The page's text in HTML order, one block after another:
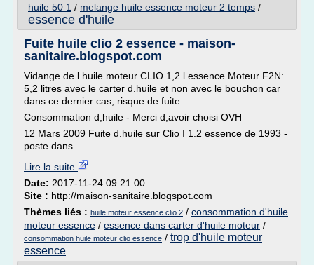
huile 50 1 / melange huile essence moteur 2 temps /
essence d'huile
Fuite huile clio 2 essence - maison-
sanitaire.blogspot.com
Vidange de l.huile moteur CLIO 1,2 l essence Moteur F2N:
5,2 litres avec le carter d.huile et non avec le bouchon car
dans ce dernier cas, risque de fuite.
Consommation d;huile - Merci d;avoir choisi OVH
12 Mars 2009 Fuite d.huile sur Clio I 1.2 essence de 1993 -
poste dans...
Lire la suite
Date: 2017-11-24 09:21:00
Site : http://maison-sanitaire.blogspot.com
Thèmes liés : huile moteur essence clio 2 / consommation d'huile
moteur essence / essence dans carter d'huile moteur /
consommation huile moteur clio essence / trop d'huile moteur
essence